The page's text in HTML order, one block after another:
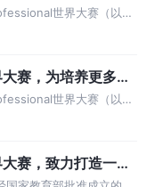
世界大赛（以下
北京联合大学是1985年
赛，为培养更多优
世界大赛（以下
都新华高级技工学校是
赛，致力打造一所